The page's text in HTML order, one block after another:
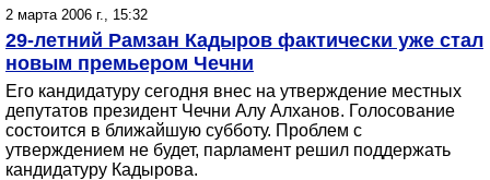
2 марта 2006 г., 15:32
29-летний Рамзан Кадыров фактически уже стал
новым премьером Чечни
Его кандидатуру сегодня внес на утверждение местных
депутатов президент Чечни Алу Алханов. Голосование
состоится в ближайшую субботу. Проблем с
утверждением не будет, парламент решил поддержать
кандидатуру Кадырова.